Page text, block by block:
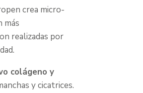
crea micro-
más
realizadas por
colágeno y
y cicatrices.